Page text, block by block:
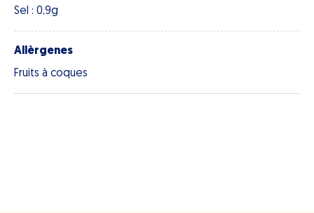
Sel : 0,9g
Allèrgenes
Fruits à coques